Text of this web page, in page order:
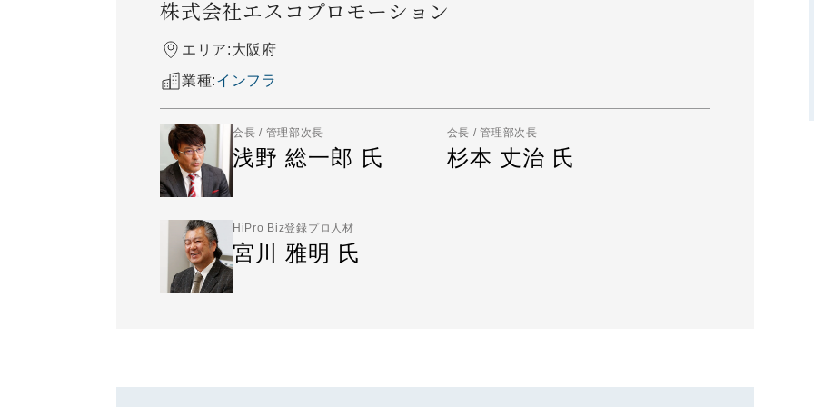
株式会社エスコプロモーション
エリア:大阪府
業種:インフラ
会長 / 管理部次長
浅野 総一郎 氏
会長 / 管理部次長
杉本 丈治 氏
HiPro Biz登録プロ人材
宮川 雅明 氏